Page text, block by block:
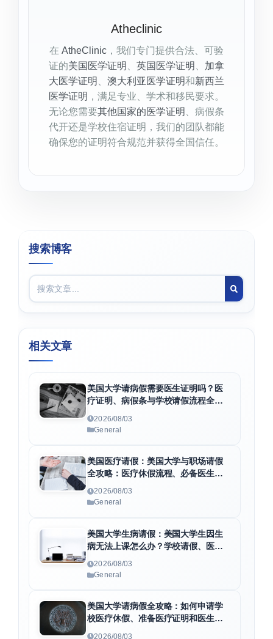
Atheclinic
在 AtheClinic ，我们专门提供合法、可验
证的美国医学证明 英国医学证明
加拿
大医学证明
澳大利亚医学证明和新西兰
医学证明 ，满足专业、学术和移民要求。
无论您需要其他国家的医学证明
、病假条
代开还是学校住宿证明，我们的团队都能
确保您的证明符合规范并获得全国信任。
搜索博客
相关文章
美国大学请病假需要医生证明吗？医
疗证明、病假条与学校请假流程全解
析
2026/08/03
General
美国医疗请假：美国大学与职场请假
全攻略：医疗休假流程、必备医生证
2026/08/03
General
美国大学生病请假：美国大学生因生
病无法上课怎么办？学校请假、医疗
2026/08/03
General
美国大学请病假全攻略：如何申请学
校医疗休假、准备医疗证明和医生病
假条
2026/08/03